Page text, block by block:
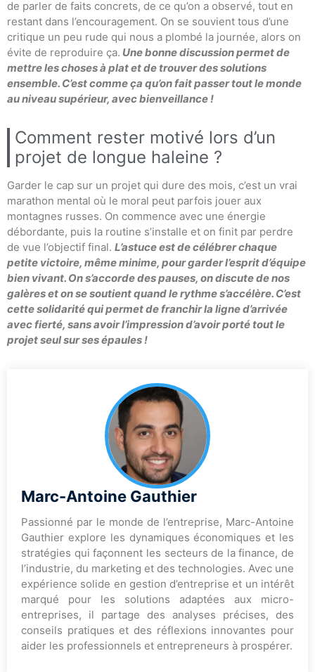
de parler de faits concrets, de ce qu’on a observé, tout en
restant dans l’encouragement. On se souvient tous d’une
critique un peu rude qui nous a plombé la journée, alors on
évite de reproduire ça. Une bonne discussion permet de
mettre les choses à plat et de trouver des solutions
ensemble. C’est comme ça qu’on fait passer tout le monde
au niveau supérieur, avec bienveillance !
Comment rester motivé lors d’un
projet de longue haleine ?
Garder le cap sur un projet qui dure des mois, c’est un vrai
marathon mental où le moral peut parfois jouer aux
montagnes russes. On commence avec une énergie
débordante, puis la routine s’installe et on finit par perdre
de vue l’objectif final. L’astuce est de célébrer chaque
petite victoire, même minime, pour garder l’esprit d’équipe
bien vivant. On s’accorde des pauses, on discute de nos
galères et on se soutient quand le rythme s’accélère. C’est
cette solidarité qui permet de franchir la ligne d’arrivée
avec fierté, sans avoir l’impression d’avoir porté tout le
projet seul sur ses épaules !
Marc-Antoine Gauthier
Passionné par le monde de l’entreprise, Marc-Antoine
Gauthier explore les dynamiques économiques et les
stratégies qui façonnent les secteurs de la finance, de
l’industrie, du marketing et des technologies. Avec une
expérience solide en gestion d’entreprise et un intérêt
marqué pour les solutions adaptées aux micro-
entreprises, il partage des analyses précises, des
conseils pratiques et des réflexions innovantes pour
aider les professionnels et entrepreneurs à prospérer.